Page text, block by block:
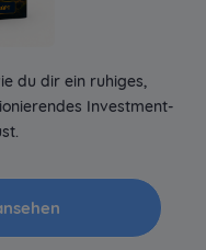
du dir ein ruhiges,
Investment-